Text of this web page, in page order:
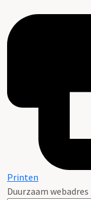
Printen
Duurzaam webadres